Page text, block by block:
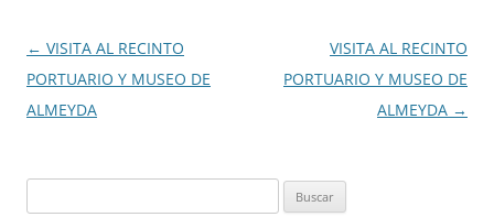
Navegación
de
entradas
← VISITA AL RECINTO
PORTUARIO Y MUSEO DE
ALMEYDA
VISITA AL RECINTO
PORTUARIO Y MUSEO DE
ALMEYDA →